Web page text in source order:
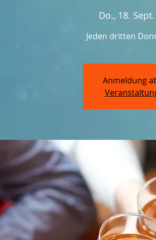
Do., 18. Sept.
Jeden dritten
Anmeldung